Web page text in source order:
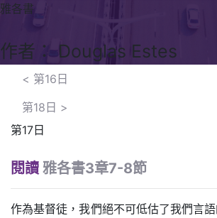
雅各書
作者： Douglas Estes
< 第16日
第18日 >
第17日
閱讀 雅各書3章7-8節
作為基督徒，我們絕不可低估了我們言